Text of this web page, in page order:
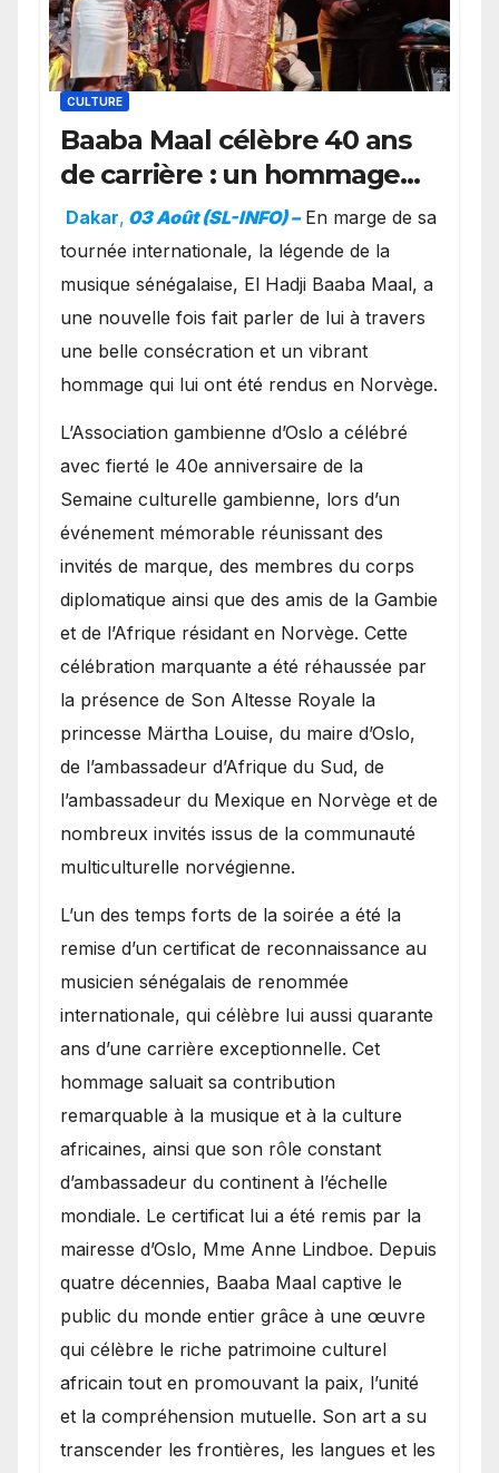
CULTURE
Baaba Maal célèbre 40 ans
de carrière : un hommage
exceptionnel à Oslo en
présence de la famille
royale.
Dakar, 03 Août (SL-INFO) – ​En marge de sa
tournée internationale, la légende de la
musique sénégalaise, El Hadji Baaba Maal, a
une nouvelle fois fait parler de lui à travers
une belle consécration et un vibrant
hommage qui lui ont été rendus en Norvège.
​L’Association gambienne d’Oslo a célébré
avec fierté le 40e anniversaire de la
Semaine culturelle gambienne, lors d’un
événement mémorable réunissant des
invités de marque, des membres du corps
diplomatique ainsi que des amis de la Gambie
et de l’Afrique résidant en Norvège. Cette
célébration marquante a été réhaussée par
la présence de Son Altesse Royale la
princesse Märtha Louise, du maire d’Oslo,
de l’ambassadeur d’Afrique du Sud, de
l’ambassadeur du Mexique en Norvège et de
nombreux invités issus de la communauté
multiculturelle norvégienne.
​L’un des temps forts de la soirée a été la
remise d’un certificat de reconnaissance au
musicien sénégalais de renommée
internationale, qui célèbre lui aussi quarante
ans d’une carrière exceptionnelle. Cet
hommage saluait sa contribution
remarquable à la musique et à la culture
africaines, ainsi que son rôle constant
d’ambassadeur du continent à l’échelle
mondiale. Le certificat lui a été remis par la
mairesse d’Oslo, Mme Anne Lindboe. Depuis
quatre décennies, Baaba Maal captive le
public du monde entier grâce à une œuvre
qui célèbre le riche patrimoine culturel
africain tout en promouvant la paix, l’unité
et la compréhension mutuelle. Son art a su
transcender les frontières, les langues et les